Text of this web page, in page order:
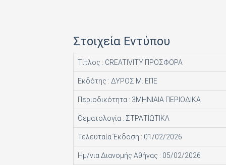
ICONS TV ΜΟΝΟΠΡΟΣΩΠΗ Ι Κ Ε
INFO EDITIONS Ε Ε
INTRACORD ΛΕΝΑ ΜΟΝΟΠΡΟΣΩΠΗ ΙΚΕ
M.V. PRESS ΜΟΝΟΠΡΟΣΩΠΗ ΙΚΕ
MAD MAX Ε Ε
MEDIA ΜΑΘΙΟΥΔΑΚΗΣ Α.Ε.
MEDIA2DAY ΕΚΔΟΤΙΚΗ Α.Ε
Στοιχεία Εντύπου
Τίτλος : CREATIVITY ΠΡΟΣΦΟΡΑ
Εκδότης : ΔΥΡΟΣ Μ. ΕΠΕ
Περιοδικότητα : 3ΜΗΝΙΑΙΑ ΠΕΡΙΟΔΙΚΑ
Θεματολογία : ΣΤΡΑΤΙΩΤΙΚΑ
Τελευταία Έκδοση : 01/02/2026
Ημ/νια Διανομής Αθήνας : 05/02/2026